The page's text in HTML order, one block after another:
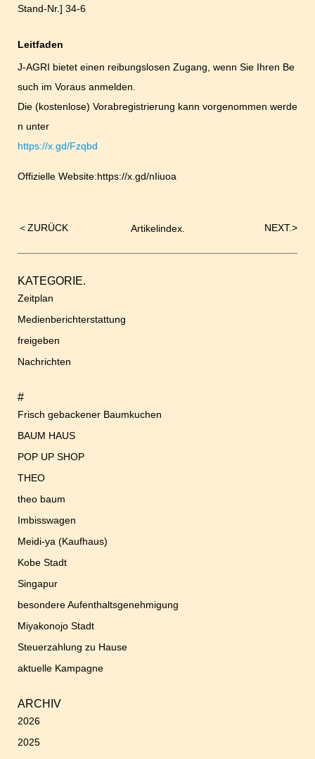
Stand-Nr.] 34-6
Leitfaden
J-AGRI bietet einen reibungslosen Zugang, wenn Sie Ihren Be
such im Voraus anmelden.
Die (kostenlose) Vorabregistrierung kann vorgenommen werde
n unter
https://x.gd/Fzqbd
Offizielle Website:https://x.gd/nIiuoa
Artikelindex.
Beitrags-
＜ZURÜCK NEXT.>
KATEGORIE.
Zeitplan
Medienberichterstattung
freigeben
Nachrichten
#
Frisch gebackener Baumkuchen
BAUM HAUS
POP UP SHOP
THEO
theo baum
Imbisswagen
Meidi-ya (Kaufhaus)
Kobe Stadt
Singapur
besondere Aufenthaltsgenehmigung
Miyakonojo Stadt
Steuerzahlung zu Hause
aktuelle Kampagne
ARCHIV
2026
2025